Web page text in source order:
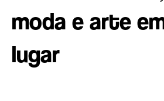
moda e arte
lugar